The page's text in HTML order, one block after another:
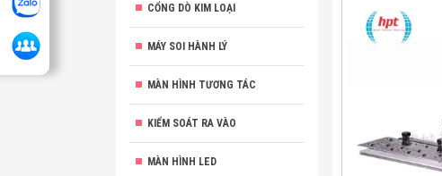
CỔNG DÒ KIM LOẠI
MÁY SOI HÀNH LÝ
MÀN HÌNH TƯƠNG TÁC
KIỂM SOÁT RA VÀO
MÀN HÌNH LED